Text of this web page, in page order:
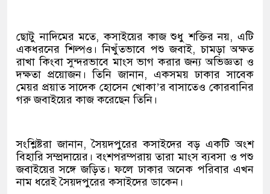
ছোটু নাদিমের মতে, কসাইয়ের কাজ শুধু শক্তির নয়, এটি
একধরনের শিল্পও। নিখুঁতভাবে পশু জবাই, চামড়া অক্ষত
রাখা কিংবা সুন্দরভাবে মাংস ভাগ করার জন্য অভিজ্ঞতা ও
দক্ষতা প্রয়োজন। তিনি জানান, একসময় ঢাকার সাবেক
মেয়র প্রয়াত সাদেক হোসেন খোকা’র বাসাতেও কোরবানির
গরু জবাইয়ের কাজ করেছেন তিনি।
সংশ্লিষ্টরা জানান, সৈয়দপুরের কসাইদের বড় একটি অংশ
বিহারি সম্প্রদায়ের। বংশপরম্পরায় তারা মাংস ব্যবসা ও পশু
জবাইয়ের সঙ্গে জড়িত। ফলে ঢাকার অনেক পরিবার এখন
নাম ধরেই সৈয়দপুরের কসাইদের ডাকেন।